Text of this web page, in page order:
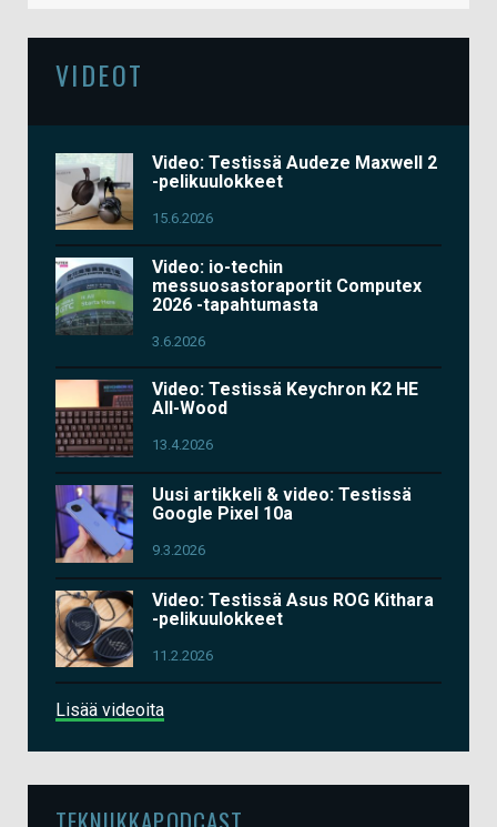
VIDEOT
Video: Testissä Audeze Maxwell 2
-pelikuulokkeet
15.6.2026
Video: io-techin
messuosastoraportit Computex
2026 -tapahtumasta
3.6.2026
Video: Testissä Keychron K2 HE
All-Wood
13.4.2026
Uusi artikkeli & video: Testissä
Google Pixel 10a
9.3.2026
Video: Testissä Asus ROG Kithara
-pelikuulokkeet
11.2.2026
Lisää videoita